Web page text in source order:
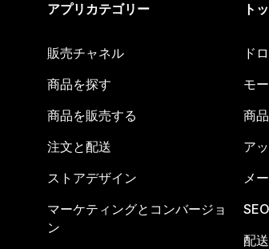
アプリカテゴリー
販売チャネル
商品を探す
商品を販売する
注文と配送
ストアデザイン
マーケティングとコンバージョ
ン
ト
ド
モ
商
ア
メ
SEO
配送